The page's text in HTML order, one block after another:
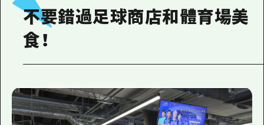
不要錯過足球商店和體育場美
食！